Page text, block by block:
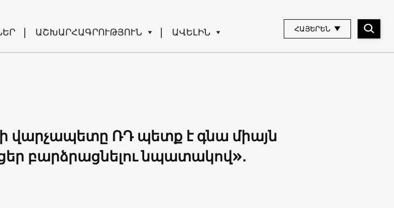
ԱՇԽԱՐՀԱԳՐՈՒԹՅՈՒՆ ԱՎԵԼԻՆ ՀԱՅԵՐԵՆ
վարչապետը ՌԴ պետք է գնա միայն
բարձրացնելու նպատակով»․